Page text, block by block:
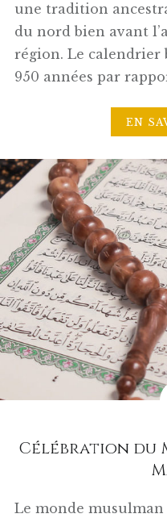
une tradition
du nord bien avant
région. Le calendrier
950 années par
EN
Célébration du
Le monde musulman